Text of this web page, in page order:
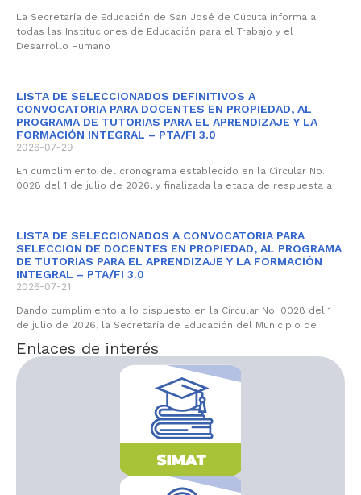
La Secretaría de Educación de San José de Cúcuta informa a
todas las Instituciones de Educación para el Trabajo y el
Desarrollo Humano
LISTA DE SELECCIONADOS DEFINITIVOS A
CONVOCATORIA PARA DOCENTES EN PROPIEDAD, AL
PROGRAMA DE TUTORIAS PARA EL APRENDIZAJE Y LA
FORMACIÓN INTEGRAL – PTA/FI 3.0
2026-07-29
En cumplimiento del cronograma establecido en la Circular No.
0028 del 1 de julio de 2026, y finalizada la etapa de respuesta a
LISTA DE SELECCIONADOS A CONVOCATORIA PARA
SELECCION DE DOCENTES EN PROPIEDAD, AL PROGRAMA
DE TUTORIAS PARA EL APRENDIZAJE Y LA FORMACIÓN
INTEGRAL – PTA/FI 3.0
2026-07-21
Dando cumplimiento a lo dispuesto en la Circular No. 0028 del 1
de julio de 2026, la Secretaría de Educación del Municipio de
Enlaces de interés